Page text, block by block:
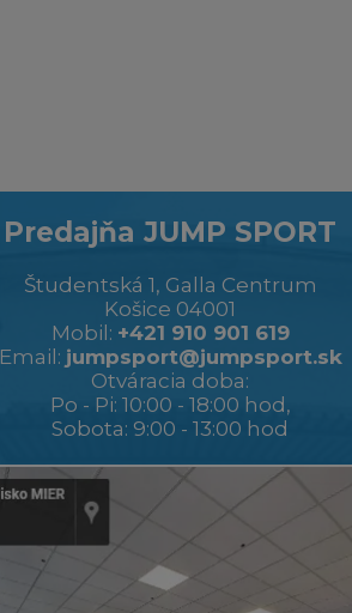
Predajňa JUMP SPORT
Študentská 1, Galla Centrum
Košice 04001
Mobil: +421 910 901 619
Email: jumpsport@jumpsport.sk
Otváracia doba:
Po - Pi: 10:00 - 18:00 hod,
Sobota: 9:00 - 13:00 hod